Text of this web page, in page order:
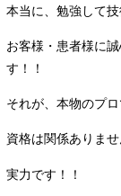
本当に、勉強して技
お客様・患者様に
す！！
それが、本物のプロ
資格は関係ありませ
実力です！！